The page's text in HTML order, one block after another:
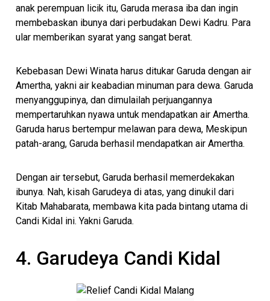
anak perempuan licik itu, Garuda merasa iba dan ingin
membebaskan ibunya dari perbudakan Dewi Kadru. Para
ular memberikan syarat yang sangat berat.
Kebebasan Dewi Winata harus ditukar Garuda dengan air
Amertha, yakni air keabadian minuman para dewa. Garuda
menyanggupinya, dan dimulailah perjuangannya
mempertaruhkan nyawa untuk mendapatkan air Amertha.
Garuda harus bertempur melawan para dewa, Meskipun
patah-arang, Garuda berhasil mendapatkan air Amertha.
Dengan air tersebut, Garuda berhasil memerdekakan
ibunya. Nah, kisah Garudeya di atas, yang dinukil dari
Kitab Mahabarata, membawa kita pada bintang utama di
Candi Kidal ini. Yakni Garuda.
4. Garudeya Candi Kidal